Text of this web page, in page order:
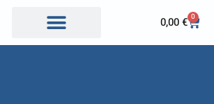
0,00€ 0